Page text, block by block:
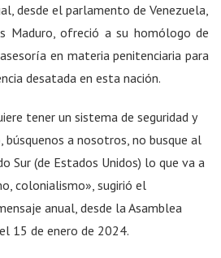
desde el parlamento de Venezuela,
Maduro, ofreció a su homólogo de
en materia penitenciaria para
desatada en esta nación.
tener un sistema de seguridad y
búsquenos a nosotros, no busque al
Sur (de Estados Unidos) lo que va a
colonialismo», sugirió el
anual, desde la Asamblea
15 de enero de 2024.